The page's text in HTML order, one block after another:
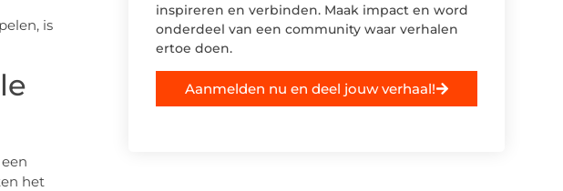
is
het
inspireren en verbinden. Maak impact en word
onderdeel van een community waar verhalen
ertoe doen.
Aanmelden nu en deel jouw verhaal!